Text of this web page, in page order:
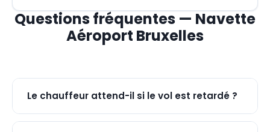
Questions fréquentes — Navette
Aéroport Bruxelles
Le chauffeur attend-il si le vol est retardé ?